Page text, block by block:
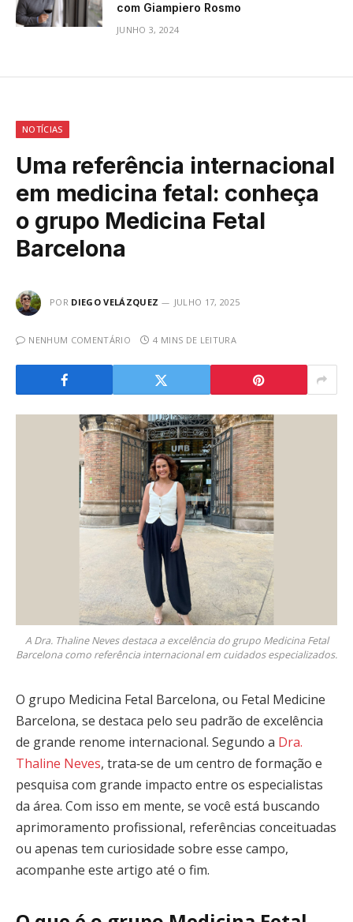
com Giampiero Rosmo
JUNHO 3, 2024
NOTÍCIAS
Uma referência internacional
em medicina fetal: conheça
o grupo Medicina Fetal
Barcelona
POR DIEGO VELÁZQUEZ JULHO 17, 2025
NENHUM COMENTÁRIO 4 MINS DE LEITURA
A Dra. Thaline Neves destaca a excelência do grupo Medicina Fetal
Barcelona como referência internacional em cuidados especializados.
O grupo Medicina Fetal Barcelona, ou Fetal Medicine
Barcelona, se destaca pelo seu padrão de excelência
de grande renome internacional. Segundo a Dra.
Thaline Neves, trata‑se de um centro de formação e
pesquisa com grande impacto entre os especialistas
da área. Com isso em mente, se você está buscando
aprimoramento profissional, referências conceituadas
ou apenas tem curiosidade sobre esse campo,
acompanhe este artigo até o fim.